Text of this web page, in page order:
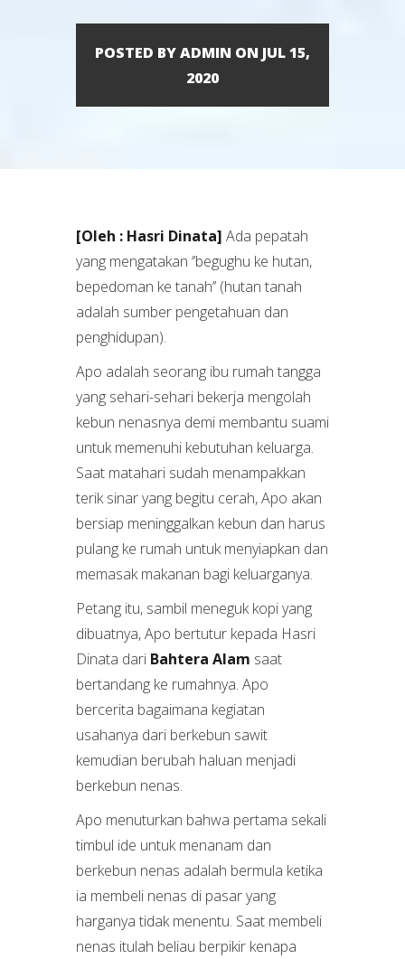
POSTED BY ADMIN ON JUL 15,
2020
[Oleh : Hasri Dinata] Ada pepatah
yang mengatakan ‘’begughu ke hutan,
bepedoman ke tanah’’ (hutan tanah
adalah sumber pengetahuan dan
penghidupan).
Apo adalah seorang ibu rumah tangga
yang sehari-sehari bekerja mengolah
kebun nenasnya demi membantu suami
untuk memenuhi kebutuhan keluarga.
Saat matahari sudah menampakkan
terik sinar yang begitu cerah, Apo akan
bersiap meninggalkan kebun dan harus
pulang ke rumah untuk menyiapkan dan
memasak makanan bagi keluarganya.
Petang itu, sambil meneguk kopi yang
dibuatnya, Apo bertutur kepada Hasri
Dinata dari Bahtera Alam saat
bertandang ke rumahnya. Apo
bercerita bagaimana kegiatan
usahanya dari berkebun sawit
kemudian berubah haluan menjadi
berkebun nenas.
Apo menuturkan bahwa pertama sekali
timbul ide untuk menanam dan
berkebun nenas adalah bermula ketika
ia membeli nenas di pasar yang
harganya tidak menentu. Saat membeli
nenas itulah beliau berpikir kenapa